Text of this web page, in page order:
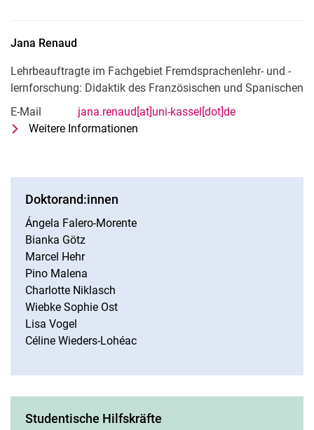
Jana Renaud
Lehrbeauftragte im Fachgebiet Fremdsprachenlehr- und -
lernforschung: Didaktik des Französischen und Spanischen
E-Mail
jana.renaud[at]uni-kassel[dot]de
Weitere Informationen
Doktorand:innen
Ángela Falero-Morente
Bianka Götz
Marcel Hehr
Pino Malena
Charlotte Niklasch
Wiebke Sophie Ost
Lisa Vogel
Céline Wieders-Lohéac
Studentische Hilfskräfte